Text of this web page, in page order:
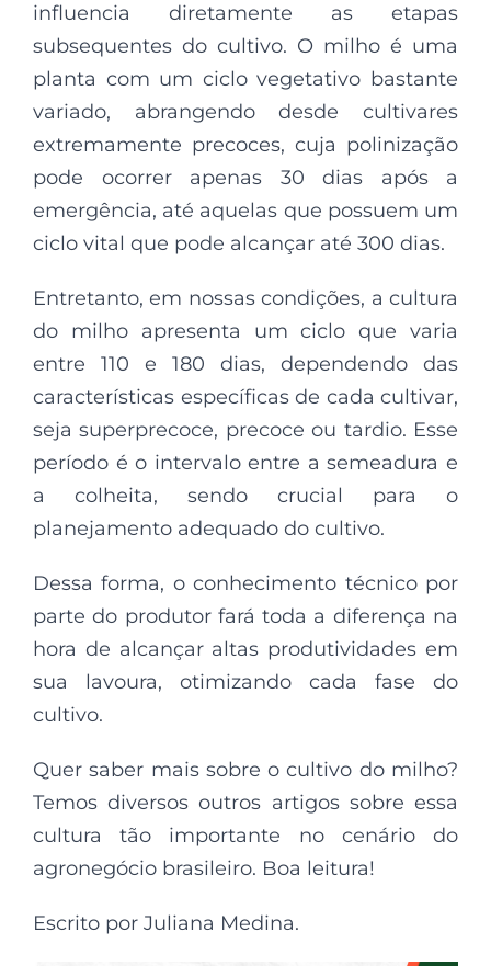
influencia diretamente as etapas
subsequentes do cultivo. O milho é uma
planta com um ciclo vegetativo bastante
variado, abrangendo desde cultivares
extremamente precoces, cuja polinização
pode ocorrer apenas 30 dias após a
emergência, até aquelas que possuem um
ciclo vital que pode alcançar até 300 dias.
Entretanto, em nossas condições, a cultura
do milho apresenta um ciclo que varia
entre 110 e 180 dias, dependendo das
características específicas de cada cultivar,
seja superprecoce, precoce ou tardio. Esse
período é o intervalo entre a semeadura e
a colheita, sendo crucial para o
planejamento adequado do cultivo.
Dessa forma, o conhecimento técnico por
parte do produtor fará toda a diferença na
hora de alcançar altas produtividades em
sua lavoura, otimizando cada fase do
cultivo.
Quer saber mais sobre o cultivo do milho?
Temos diversos outros artigos sobre essa
cultura tão importante no cenário do
agronegócio brasileiro. Boa leitura!
Escrito por Juliana Medina.